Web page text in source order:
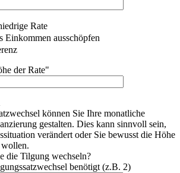
Rate
Einkommen ausschöpfen
der Rate"
können Sie Ihre monatliche
gestalten. Dies kann sinnvoll sein,
verändert oder Sie bewusst die Höhe
wollen.
die Tilgung wechseln?
benötigt (z.B. 2)